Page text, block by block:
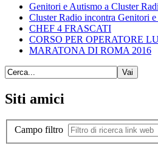
Genitori e Autismo a Cluster
Cluster Radio incontra Genitori
CHEF 4 FRASCATI
CORSO PER OPERATORE
MARATONA DI ROMA 2016
Siti amici
Campo filtro